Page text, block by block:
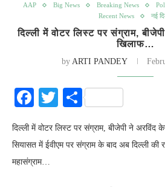
AAP Big News Breaking News
Recent News
नई
दिल्ली में वोटर लिस्ट पर संग्राम,
खिलाफ…
by ARTI PANDEY
Facebook
Twitter
Share
दिल्ली में वोटर लिस्ट पर संग्राम, बीजेपी ने
सियासत में ईवीएम पर संग्राम के बाद अब दिल्ली की
महासंग्राम…